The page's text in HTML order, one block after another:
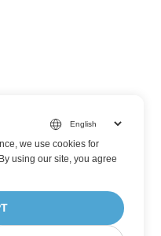
we use cookies for
using our site, you agree